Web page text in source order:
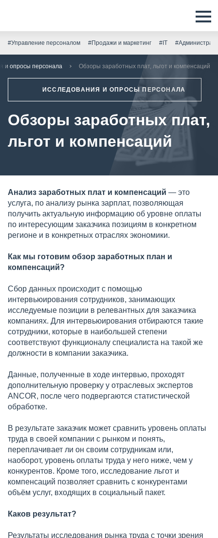
#Управление персоналом #Продажи и маркетинг #IT
и опросы персонала Обзоры заработных плат, льгот и компенсаций
ИССЛЕДОВАНИЯ И ОПРОСЫ ПЕРСОНАЛА
Обзоры заработных плат,
льгот и компенсаций
Анализ заработных плат и компенсаций — это
услуга, по анализу рынка зарплат, позволяющая
получить актуальную информацию об уровне оплаты
по интересующим заказчика позициям в конкретном
регионе и в конкретных отраслях экономики.
Как мы готовим обзор заработных план и
компенсаций?
Сбор данных происходит с помощью
интервьюирования сотрудников, занимающих
исследуемые позиции в релевантных для заказчика
компаниях. Для интервьюирования отбираются такие
сотрудники, которые в наибольшей степени
соответствуют функционалу специалиста на такой же
должности в компании заказчика.
Данные, полученные в ходе интервью, проходят
дополнительную проверку у отраслевых экспертов
ANCOR, после чего подвергаются статистической
обработке.
В результате заказчик может сравнить уровень оплаты
труда в своей компании с рынком и понять,
переплачивает ли он своим сотрудникам или,
наоборот, уровень оплаты труда у него ниже, чем у
конкурентов. Кроме того, исследование льгот и
компенсаций позволяет сравнить с конкурентами
объём услуг, входящих в социальный пакет.
Каков результат?
Результаты исследования рынка труда с точки зрения